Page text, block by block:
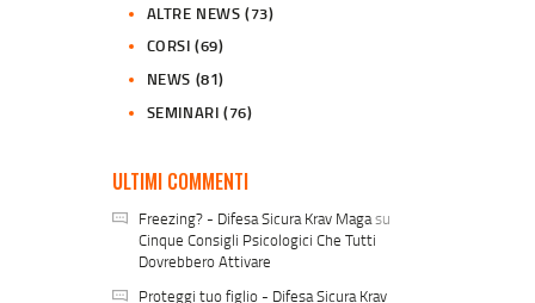
ALTRE NEWS (73)
CORSI (69)
NEWS (81)
SEMINARI (76)
ULTIMI COMMENTI
Freezing? - Difesa Sicura Krav Magasu
Cinque Consigli Psicologici Che Tutti
Dovrebbero Attivare
Proteggi tuo figlio - Difesa Sicura Krav